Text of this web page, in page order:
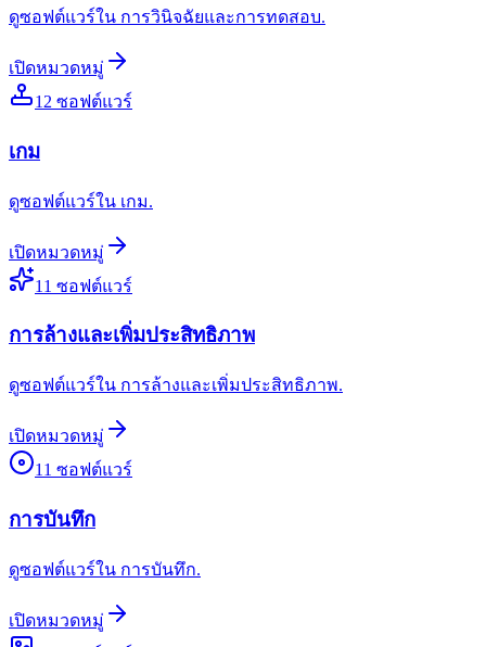
ดูซอฟต์แวร์ใน การวินิจฉัยและการทดสอบ.
เปิดหมวดหมู่
12 ซอฟต์แวร์
เกม
ดูซอฟต์แวร์ใน เกม.
เปิดหมวดหมู่
11 ซอฟต์แวร์
การล้างและเพิ่มประสิทธิภาพ
ดูซอฟต์แวร์ใน การล้างและเพิ่มประสิทธิภาพ.
เปิดหมวดหมู่
11 ซอฟต์แวร์
การบันทึก
ดูซอฟต์แวร์ใน การบันทึก.
เปิดหมวดหมู่